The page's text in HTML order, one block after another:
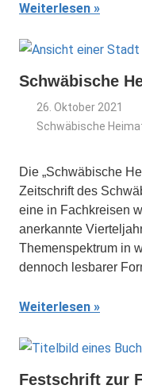
Weiterlesen
Schwäbische
26. Oktober 2021
Schwäbische
Die „Schwäbische
Zeitschrift des
eine in Fachkreisen
anerkannte
Themenspektrum in
dennoch lesbarer
Weiterlesen
Festschrift zur